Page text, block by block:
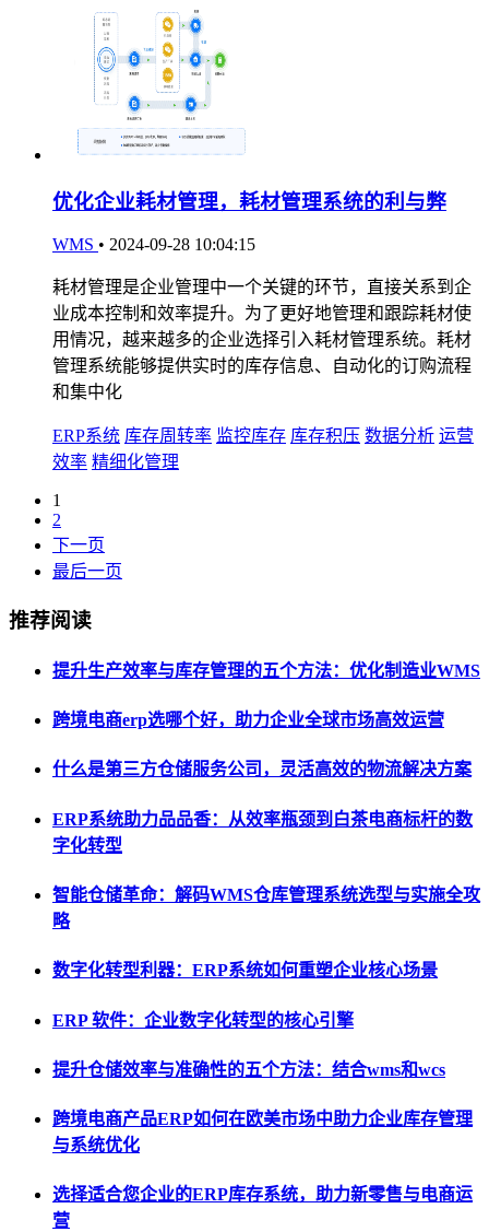
优化企业耗材管理，耗材管理系统的利与弊
WMS • 2024-09-28 10:04:15
耗材管理是企业管理中一个关键的环节，直接关系到企
业成本控制和效率提升。为了更好地管理和跟踪耗材使
用情况，越来越多的企业选择引入耗材管理系统。耗材
管理系统能够提供实时的库存信息、自动化的订购流程
和集中化
ERP系统 库存周转率 监控库存 库存积压 数据分析 运营
效率 精细化管理
1
2
下一页
最后一页
推荐阅读
提升生产效率与库存管理的五个方法：优化制造业WMS
跨境电商erp选哪个好，助力企业全球市场高效运营
什么是第三方仓储服务公司，灵活高效的物流解决方案
ERP系统助力品品香：从效率瓶颈到白茶电商标杆的数
字化转型
智能仓储革命：解码WMS仓库管理系统选型与实施全攻
略
数字化转型利器：ERP系统如何重塑企业核心场景
ERP 软件：企业数字化转型的核心引擎
提升仓储效率与准确性的五个方法：结合wms和wcs
跨境电商产品ERP如何在欧美市场中助力企业库存管理
与系统优化
选择适合您企业的ERP库存系统，助力新零售与电商运
营